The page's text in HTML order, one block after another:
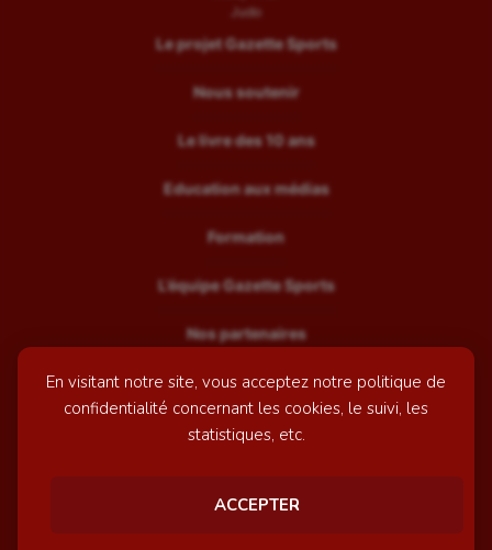
En visitant notre site, vous acceptez notre politique de
confidentialité concernant les cookies, le suivi, les
statistiques, etc.
ACCEPTER
Judo
Le projet Gazette Sports
Nous soutenir
Le livre des 10 ans
Education aux médias
Formation
L’équipe Gazette Sports
Nos partenaires
Recrutement
Mentions légales